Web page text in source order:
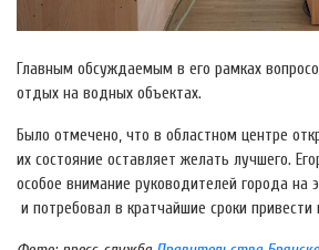
Главным обсуждаемым в его рамках
отдых на водных объектах.
Было отмечено, что в областном центре
их состояние оставляет желать лучшего.
особое внимание руководителей города на
и потребовал в кратчайшие сроки